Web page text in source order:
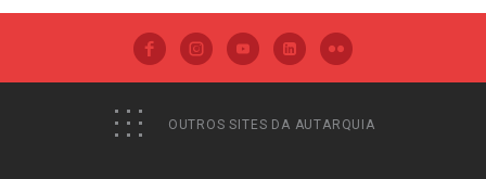
OUTROS SITES DA AUTARQUIA